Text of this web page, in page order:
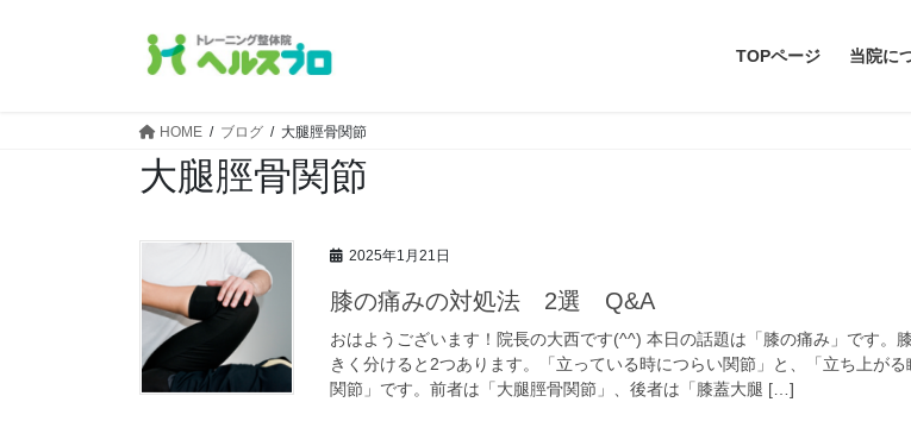
TOPページ 当院に
HOME ブログ 大腿脛骨関節
大腿脛骨関節
2025年1月21日
膝の痛みの対処法 2選 Q&A
おはようございます！院長の大西です(^^) 本日の話題は「膝の痛み」です。
きく分けると2つあります。「立っている時につらい関節」と、「立ち上が
関節」です。前者は「大腿脛骨関節」、後者は「膝蓋大腿 […]